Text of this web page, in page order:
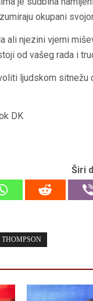
okupani
ali njezini vjerni
od vašeg rada i
ljudskom sitnežu
DK
Širi
THOMPSON